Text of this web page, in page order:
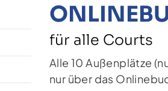
für alle Courts
Alle 10 Außenplätze
nur über das